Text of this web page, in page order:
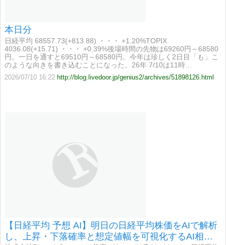
本日分
日経平均 68557.73(+813.88) ・・・ +1.20%TOPIX
4036.08(+15.71) ・・・ +0.39%後場時間の先物は69260円～68580
円。一日を通すと69510円～68580円。今年は珍しく2日目「も」こ
のような向きを書き込むことになった。26年 7/10は11時…
2026/07/10 16:22 http://blog.livedoor.jp/genius2/archives/51898126.html
【日経平均 予想 AI】明日の日経平均株価をAIで解析
し、上昇・下落確率と想定値幅を可視化するAI相場